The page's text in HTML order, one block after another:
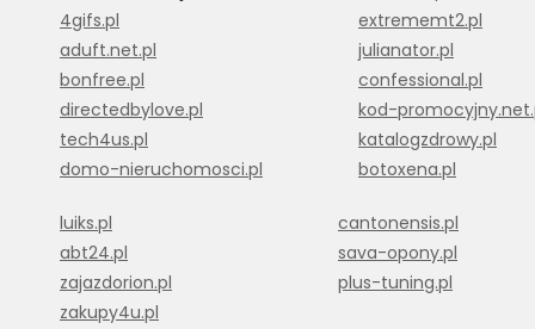
4gifs.pl
aduft.net.pl
bonfree.pl
directedbylove.pl
tech4us.pl
domo-nieruchomosci.pl
extrememt2.pl
julianator.pl
confessional.pl
kod-
katalogzdrowy.pl
botoxena.pl
luiks.pl
abt24.pl
zajazdorion.pl
zakupy4u.pl
cantonensis.pl
sava-opony.pl
plus-tuning.pl